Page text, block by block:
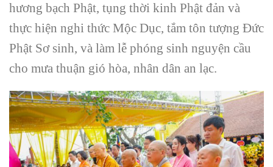
hương bạch Phật, tụng thời kinh Phật đản và
thực hiện nghi thức Mộc Dục, tắm tôn tượng Đức
Phật Sơ sinh, và làm lễ phóng sinh nguyện cầu
cho mưa thuận gió hòa, nhân dân an lạc.